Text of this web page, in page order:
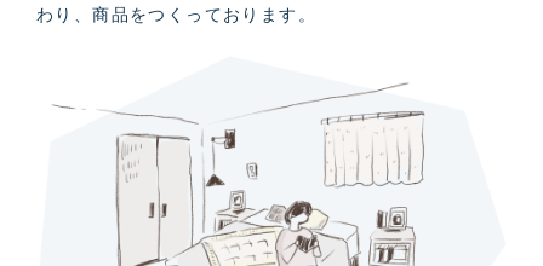
わり、商品をつくっております。